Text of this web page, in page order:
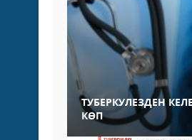
ТУБЕРКУЛЕЗДЕН
КӨП